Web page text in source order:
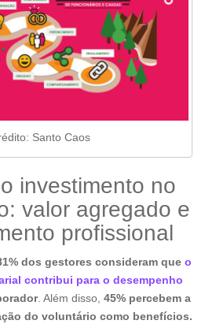
Santo Caos
investimento no
valor agregado e
profissional
dos gestores consideram que o
contribui para o desempenho
. Além disso, 45% percebem a
do voluntário como benefícios.